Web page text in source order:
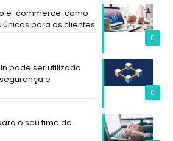
0
e-commerce: como
para os clientes
0
pode ser utilizado
e
o seu time de